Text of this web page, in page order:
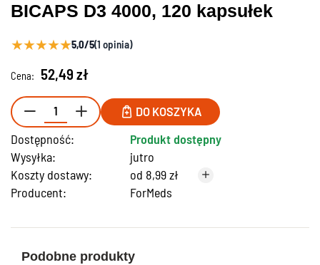
BICAPS D3 4000, 120 kapsułek
★★★★★5,0/5(1 opinia)
Cena: 52,49 zł
DO KOSZYKA
Dostępność:
Produkt dostępny
Wysyłka:
jutro
Koszty dostawy:
od 8,99 zł
Producent:
ForMeds
Podobne produkty